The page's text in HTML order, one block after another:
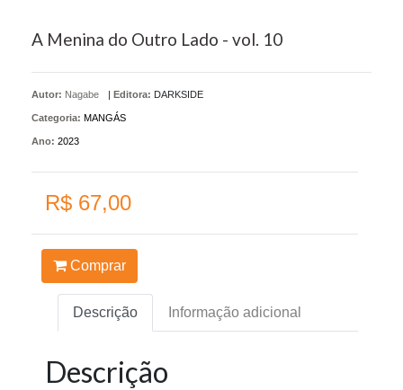
A Menina do Outro Lado - vol. 10
Autor: Nagabe Editora: DARKSIDE
Categoria: MANGÁS
Ano: 2023
R$ 67,00
Comprar
Descrição Informação adicional
Descrição